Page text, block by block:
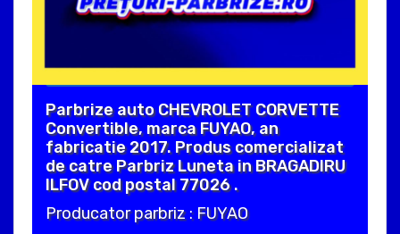
Parbrize auto CHEVROLET CORVETTE
Convertible, marca FUYAO, an
fabricatie 2017. Produs comercializat
de catre Parbriz Luneta in BRAGADIRU
ILFOV cod postal 77026 .
Producator parbriz : FUYAO